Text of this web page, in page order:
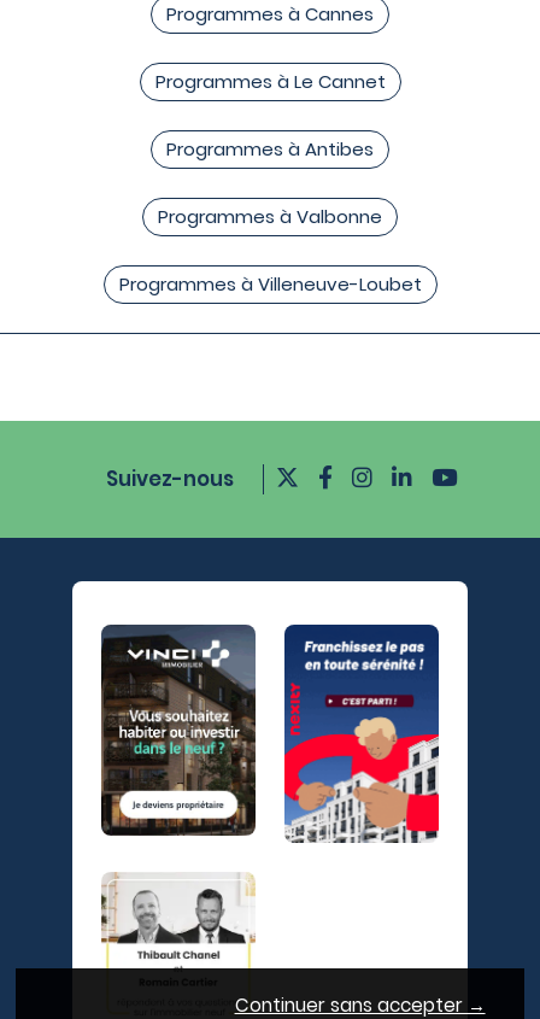
Programmes à Cannes
Programmes à Le Cannet
Programmes à Antibes
Programmes à Valbonne
Programmes à Villeneuve-Loubet
Suivez-nous
Continuer sans accepter →